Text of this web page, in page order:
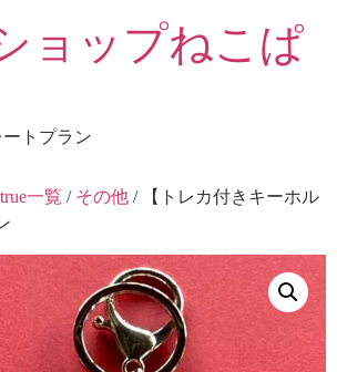
ョップねこぱ
トプラン
一覧 / その他 / 【トレカ付きキーホル